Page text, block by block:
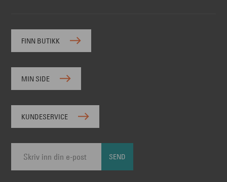
FINN BUTIKK
MIN SIDE
KUNDESERVICE
SEND